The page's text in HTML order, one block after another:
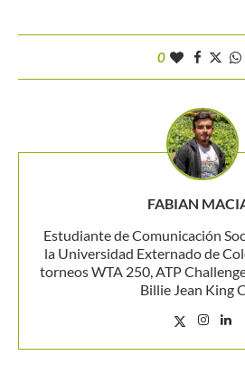
0
FABIAN
Estudiante de Comunicación
la Universidad Externado de
torneos WTA 250, ATP
Billie Jean King